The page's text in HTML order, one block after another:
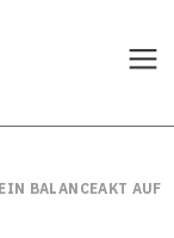
BALANCEAKT